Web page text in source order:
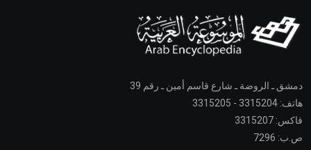
دمشق ـ الروضة ـ شارع قاسم أمين ـ رقم 39
هاتف: 3315204 - 3315205
فاكس: 3315207
ص.ب: 7296